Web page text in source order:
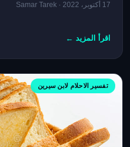
17 أكتوبر، 2022 · Samar Tarek
اقرأ المزيد ←
تفسير الاحلام لابن سيرين